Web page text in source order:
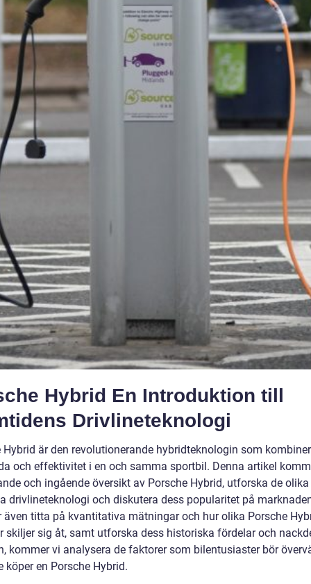
Hybrid En Introduktion till
Drivlineteknologi
Hybrid är den revolutionerande hybridteknologin som
och effektivitet i en och samma sportbil. Denna artikel
och ingående översikt av Porsche Hybrid, utforska de
drivlineteknologi och diskutera dess popularitet på
även titta på kvantitativa mätningar och hur olika Porsche
skiljer sig åt, samt utforska dess historiska fördelar och
kommer vi analysera de faktorer som bilentusiaster bör
köper en Porsche Hybrid.